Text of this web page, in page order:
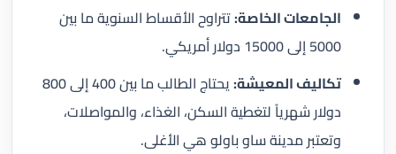
الجامعات الخاصة:تتراوح الأقساط السنوية ما بين
5000 إلى 15000 دولار أمريكي.
تكاليف المعيشة:
يحتاج الطالب ما بين 400 إلى 800
دولار شهرياً لتغطية السكن، الغذاء، والمواصلات،
وتعتبر مدينة ساو باولو هي الأغلى.